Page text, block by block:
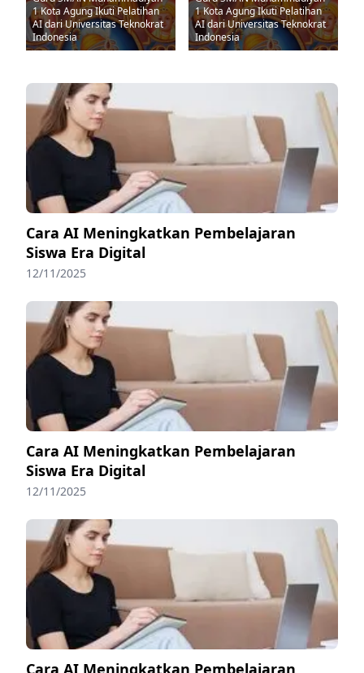
1 Kota Agung Ikuti Pelatihan
AI dari Universitas Teknokrat
Indonesia
1 Kota Agung Ikuti Pelatihan
AI dari Universitas Teknokrat
Indonesia
Cara AI Meningkatkan Pembelajaran
Siswa Era Digital
12/11/2025
Cara AI Meningkatkan Pembelajaran
Siswa Era Digital
12/11/2025
Cara AI Meningkatkan Pembelajaran